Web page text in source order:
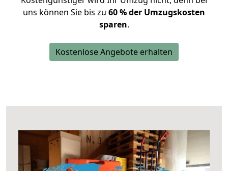
uns können Sie bis zu 60 % der Umzugskosten
sparen.
Kostenlose Angebote erhalten